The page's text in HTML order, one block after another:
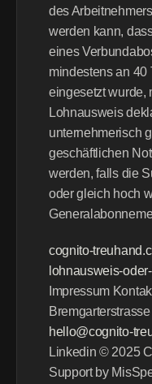
des
werden kann,
eines
mindestens an 40
eingesetzt wurde,
Lohnausweis
unternehmerisch
geschäftlichen
werden, falls die
oder gleich hoch
cognito-
lohnausweis-
Impressum
hello@cognito-
Linkedin © 2025
Support by